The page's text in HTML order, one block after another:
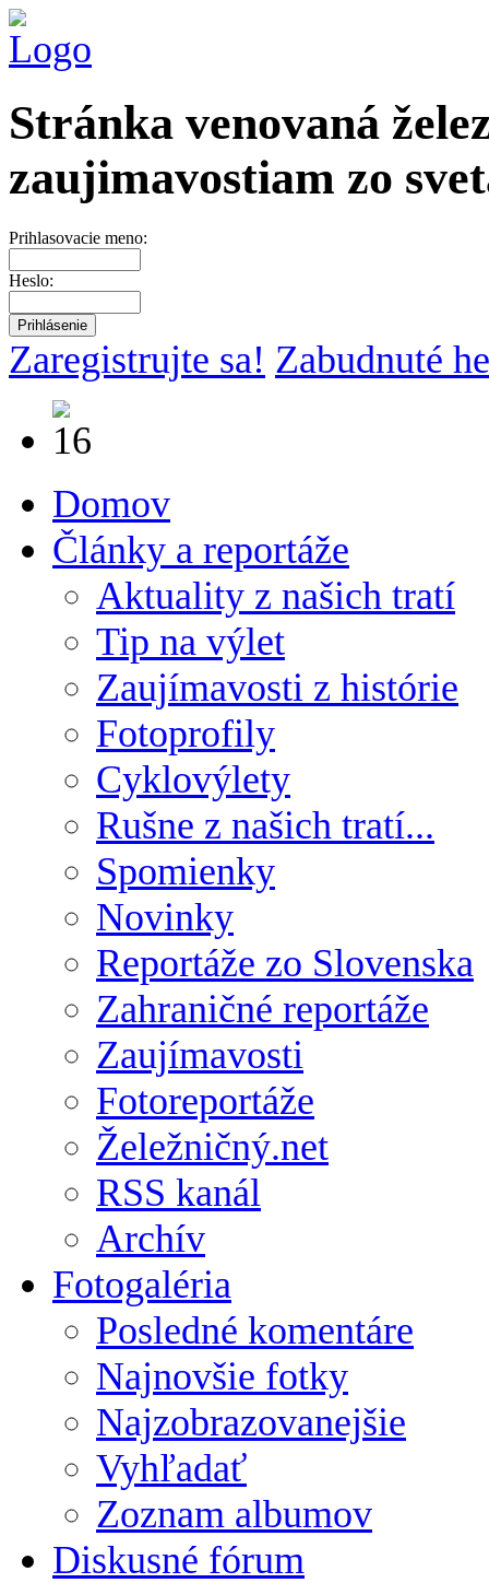
Stránka venovaná
zaujimavostiam zo
Prihlasovacie meno:
Heslo:
Zaregistrujte sa! Zabudnuté
Domov
Články a reportáže
Aktuality z našich tratí
Tip na výlet
Zaujímavosti z histórie
Fotoprofily
Cyklovýlety
Rušne z našich tratí...
Spomienky
Novinky
Reportáže zo Slovenska
Zahraničné reportáže
Zaujímavosti
Fotoreportáže
Želežničný.net
RSS kanál
Archív
Fotogaléria
Posledné komentáre
Najnovšie fotky
Najzobrazovanejšie
Vyhľadať
Zoznam albumov
Diskusné fórum